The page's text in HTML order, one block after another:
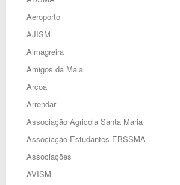
Aeroporto
AJISM
Almagreira
Amigos da Maia
Arcoa
Arrendar
Associação Agricola Santa Maria
Associação Estudantes EBSSMA
Associações
AVISM